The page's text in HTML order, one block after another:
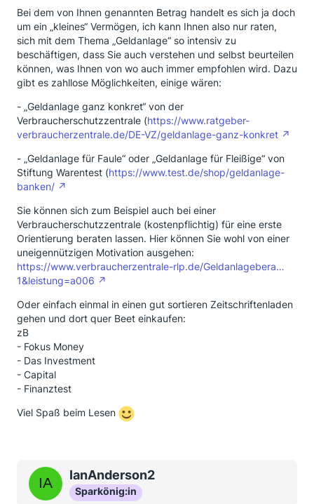
Bei dem von Ihnen genannten Betrag handelt es sich ja doch
um ein „kleines“ Vermögen, ich kann Ihnen also nur raten,
sich mit dem Thema „Geldanlage“ so intensiv zu
beschäftigen, dass Sie auch verstehen und selbst beurteilen
können, was Ihnen von wo auch immer empfohlen wird. Dazu
gibt es zahllose Möglichkeiten, einige wären:
- „Geldanlage ganz konkret“ von der
Verbraucherschutzzentrale (https://www.ratgeber-
verbraucherzentrale.de/DE-VZ/geldanlage-ganz-konkret
- „Geldanlage für Faule“ oder „Geldanlage für Fleißige“ von
Stiftung Warentest (https://www.test.de/shop/geldanlage-
banken/
Sie können sich zum Beispiel auch bei einer
Verbraucherschutzzentrale (kostenpflichtig) für eine erste
Orientierung beraten lassen. Hier können Sie wohl von einer
uneigennützigen Motivation ausgehen:
https://www.verbraucherzentrale-rlp.de/Geldanlagebera…
1&leistung=a006
Oder einfach einmal in einen gut sortieren Zeitschriftenladen
gehen und dort quer Beet einkaufen:
zB
- Fokus Money
- Das Investment
- Capital
- Finanztest
Viel Spaß beim Lesen
IanAnderson2
Sparkönig:in